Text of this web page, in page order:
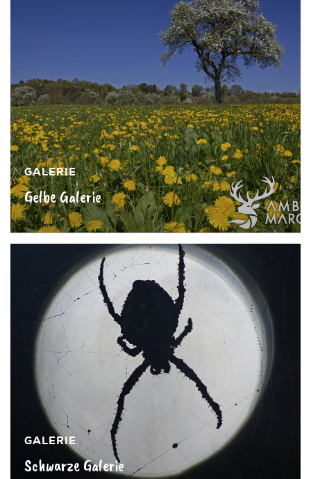
GALERIE
Gelbe Galerie
Mehr sehen »
GALERIE
Schwarze Galerie